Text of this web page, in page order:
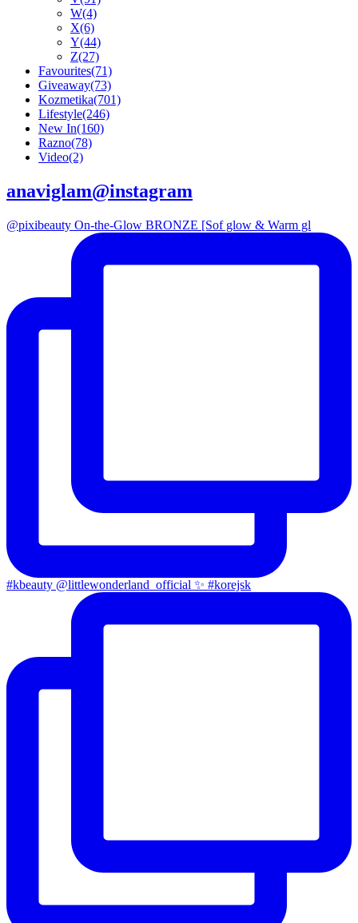
W(4)
X(6)
Y(44)
Z(27)
Favourites(71)
Giveaway(73)
Kozmetika(701)
Lifestyle(246)
New In(160)
Razno(78)
Video(2)
anaviglam@instagram
@pixibeauty On-the-Glow BRONZE [Sof glow & Warm gl
#kbeauty @littlewonderland_official ✨ #korejsk